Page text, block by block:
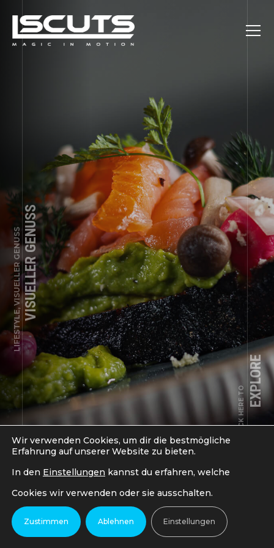
LIFESTYLE, VISUELLER GENUSSVISUELLER GENUSS
CLICK HERE TO
EXPLORE
PREV
COPYRIGHT © 2018-2024 LSCUTS - MAGIC IN MOTION. ALL
RIGHTS RESERVED
Wir verwenden Cookies, um dir die bestmögliche
Erfahrung auf unserer Website zu bieten.
In den Einstellungen kannst du erfahren, welche
Cookies wir verwenden oder sie ausschalten.
Zustimmen Ablehnen Einstellungen